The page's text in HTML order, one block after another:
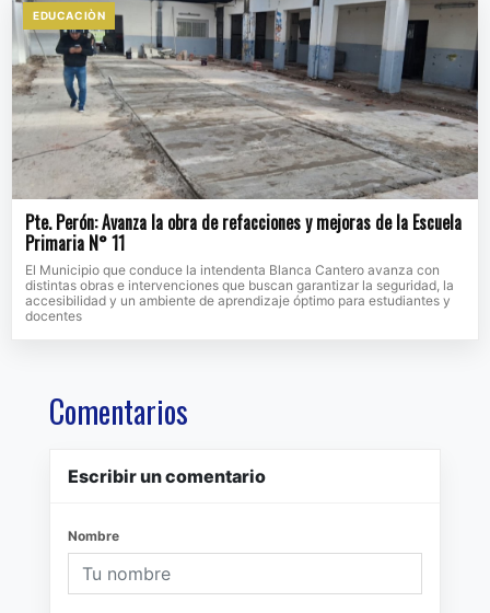
EDUCACIÒN
Pte. Perón: Avanza la obra de refacciones y mejoras de la Escuela
Primaria N° 11
El Municipio que conduce la intendenta Blanca Cantero avanza con
distintas obras e intervenciones que buscan garantizar la seguridad, la
accesibilidad y un ambiente de aprendizaje óptimo para estudiantes y
docentes
Comentarios
Escribir un comentario
Nombre